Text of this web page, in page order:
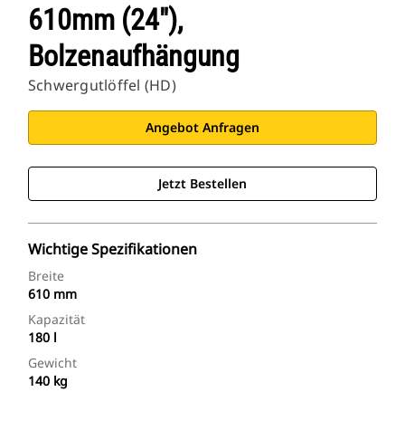
610mm (24″),
Bolzenaufhängung
Schwergutlöffel (HD)
Angebot Anfragen
Jetzt Bestellen
Wichtige Spezifikationen
Breite
610 mm
Kapazität
180 l
Gewicht
140 kg